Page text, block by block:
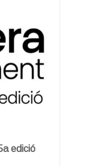
edició